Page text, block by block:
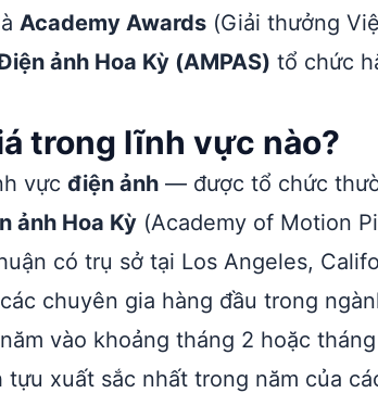
Academy Awards (Giải thưởng
ảnh Hoa Kỳ (AMPAS) tổ chức
trong lĩnh vực nào?
vực điện ảnh — được tổ chức
ảnh Hoa Kỳ (Academy of Motion
có trụ sở tại Los Angeles,
chuyên gia hàng đầu trong
vào khoảng tháng 2 hoặc
xuất sắc nhất trong năm của